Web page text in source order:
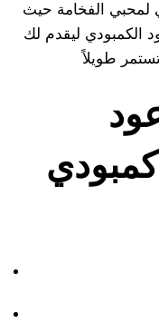
لمحبي الفخامة حيث
الكمبودي ليقدم لك